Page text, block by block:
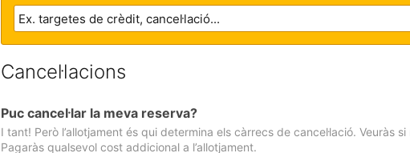
Cancel·lacions
Puc cancel·lar la meva reserva?
I tant! Però l’allotjament és qui determina els càrrecs de cancel·lació. Veuràs
Pagaràs qualsevol cost addicional a l’allotjament.